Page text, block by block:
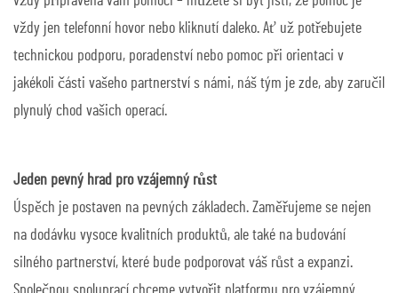
vždy jen telefonní hovor nebo kliknutí daleko. Ať už potřebujete
technickou podporu, poradenství nebo pomoc při orientaci v
jakékoli části vašeho partnerství s námi, náš tým je zde, aby zaručil
plynulý chod vašich operací.
Jeden pevný hrad pro vzájemný růst
Úspěch je postaven na pevných základech. Zaměřujeme se nejen
na dodávku vysoce kvalitních produktů, ale také na budování
silného partnerství, které bude podporovat váš růst a expanzi.